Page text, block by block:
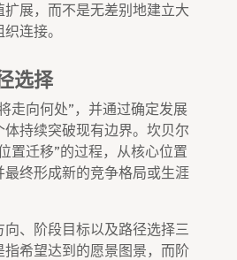
展，而不是无差别地建立大
连接。
选择
走向何处”，并通过确定发展
持续突破现有边界。坎贝尔
置迁移”的过程，从核心位置
最终形成新的竞争格局或生涯
、阶段目标以及路径选择三
希望达到的愿景图景，而阶